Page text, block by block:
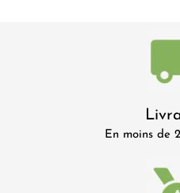
En moins de